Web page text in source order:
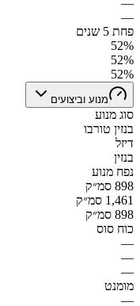
—
פחת 5 שנים
52%
52%
52%
מנוע וביצועים
סוג מנוע
בנזין טורבו
דיזל
בנזין
נפח מנוע
898 סמ״ק
1,461 סמ״ק
898 סמ״ק
כוח סוס
—
—
—
מומנט
—